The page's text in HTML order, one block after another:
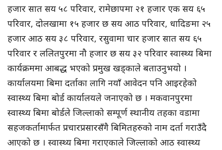
हजार सात सय ५८ परिवार, रामेछापमा २१ हजार एक सय ६५
परिवार, दोलखामा १५ हजार छ सय आठ परिवार, धादिङमा २५
हजार आठ सय ३८ परिवार, रसुवामा चार हजार सात सय ६५
परिवार र ललितपुरमा नौ हजार छ सय ३२ परिवार स्वास्थ्य बिमा
कार्यक्रममा आबद्ध भएको प्रमुख खड्काले बताउनुभयो ।
कार्यालयमा बिमा दर्ताका लागि नयाँ आवेदन पनि आइरहेको
स्वास्थ्य बिमा बोर्ड कार्यालयले जनाएको छ । मकवानपुरमा
स्वास्थ्य बिमा बोर्डले जिल्लाको सम्पूर्ण स्थानीय तहका वडामा
सहजकर्तामार्फत प्रचारप्रसारसँगै बिमितहरुको नाम दर्ता गराउँदै
आएको छ । स्वास्थ्य बिमा गराएकाले जिल्लाको आठ स्वास्थ्य